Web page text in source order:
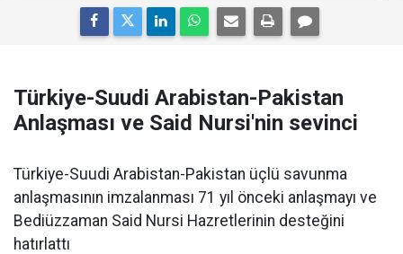
Türkiye-Suudi Arabistan-Pakistan
Anlaşması ve Said Nursi'nin sevinci
Türkiye-Suudi Arabistan-Pakistan üçlü savunma
anlaşmasının imzalanması 71 yıl önceki anlaşmayı ve
Bediüzzaman Said Nursi Hazretlerinin desteğini
hatırlattı